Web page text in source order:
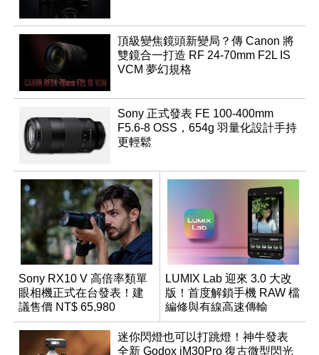
頂級變焦鏡頭新變局？傳 Canon 將
雙鏡合一打造 RF 24-70mm F2L IS
VCM 夢幻規格
Sony 正式發表 FE 100-400mm
F5.6-8 OSS，654g 羽量化設計手持
更輕鬆
Sony RX10 V 高倍率類單
眼相機正式在台發表！建
議售價 NT$ 65,980
LUMIX Lab 迎來 3.0 大改
版！首度解鎖手機 RAW 檔
編修與有線高速傳輸
迷你閃燈也可以打跳燈！神牛發表
全新 Godox iM30Pro 復古微型閃光